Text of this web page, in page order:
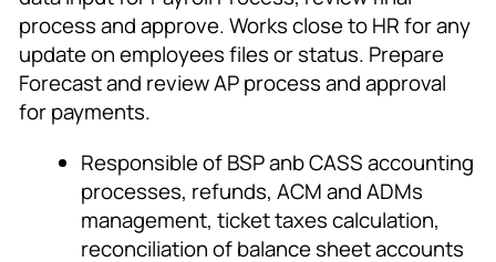
process and approve. Works close to HR for any
update on employees files or status. Prepare
Forecast and review AP process and approval
for payments.
Responsible of BSP anb CASS accounting
processes, refunds, ACM and ADMs
management, ticket taxes calculation,
reconciliation of balance sheet accounts